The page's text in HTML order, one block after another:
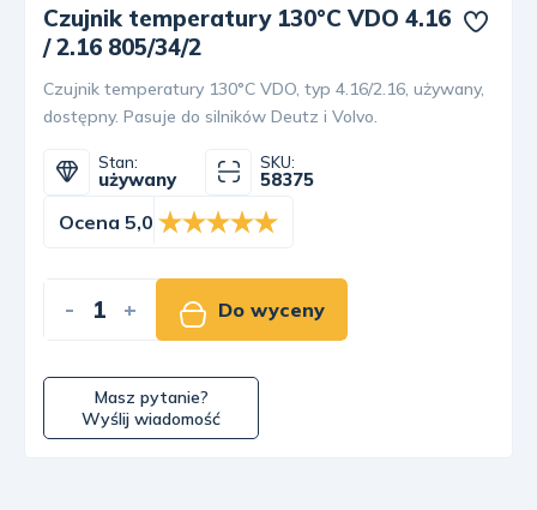
Czujnik temperatury 130°C VDO 4.16
/ 2.16 805/34/2
Czujnik temperatury 130°C VDO, typ 4.16/2.16, używany,
dostępny. Pasuje do silników Deutz i Volvo.
Stan:
używany
SKU:
58375
Ocena 5,0
- + Do wyceny
Masz pytanie?
Wyślij wiadomość